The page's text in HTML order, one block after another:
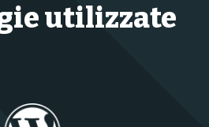
utilizzate